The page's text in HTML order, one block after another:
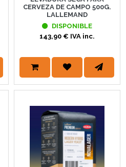
CERVEZA DE CAMPO 500G.
LALLEMAND
DISPONIBLE
143,90 € IVA inc.